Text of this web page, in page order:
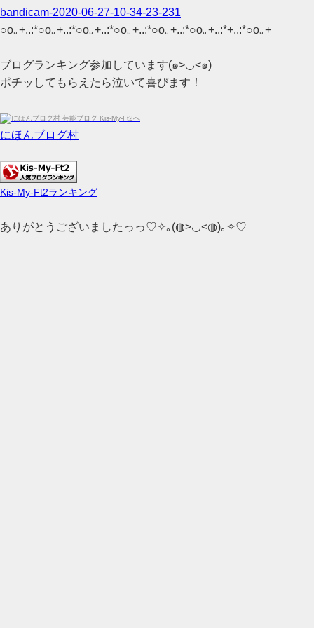
bandicam-2020-06-27-10-34-23-231
○o｡+..:*○o｡+..:*○o｡+..:*○o｡+..:*○o｡+..:*○o｡+..:*+..:*○o｡+
ブログランキング参加しています(๑>◡<๑)
ポチッしてもらえたら泣いて喜びます！
にほんブログ村
Kis-My-Ft2ランキング
ありがとうございましたっっ♡✧｡(◍>◡<◍)｡✧♡